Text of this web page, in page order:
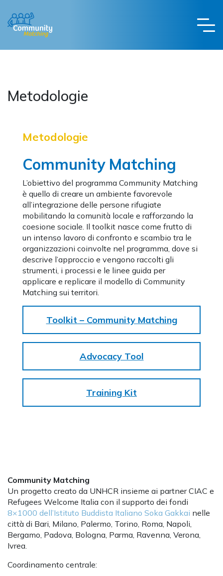
Metodologie
Metodologie
Community Matching
L’obiettivo del programma Community Matching
è quello di creare un ambiente favorevole
all’integrazione delle persone rifugiate
mobilitando la comunità locale e rafforzando la
coesione sociale. Il toolkit nasce come frutto di
un intenso lavoro di confronto e scambio tra le
organizzazioni coinvolte nel programma, dove si
descrive l’approccio e vengono raccolti gli
strumenti, i processi e le linee guida per
applicare e replicare il modello di Community
Matching sui territori.
Toolkit – Community Matching
Advocacy Tool
Training Kit
Community Matching
Un progetto creato da UNHCR insieme ai partner CIAC e
Refugees Welcome Italia con il supporto dei fondi
8×1000 dell’Istituto Buddista Italiano Soka Gakkai nelle
città di Bari, Milano, Palermo, Torino, Roma, Napoli,
Bergamo, Padova, Bologna, Parma, Ravenna, Verona,
Ivrea.
Coordinamento centrale: